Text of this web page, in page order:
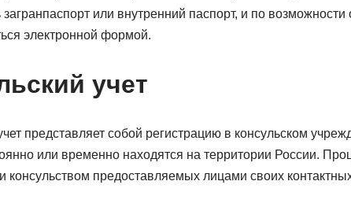
загранпаспорт или внутренний паспорт, и по
электронной формой.
учет
представляет собой регистрацию в консульском
или временно находятся на территории России.
консульством предоставляемых лицами своих